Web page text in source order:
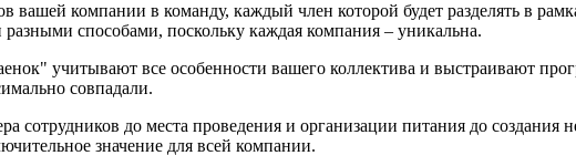
вашей компании в команду, каждый член которой будет разделять в
способами, поскольку каждая компания – уникальна.
учитывают все особенности вашего коллектива и выстраивают
совпадали.
сотрудников до места проведения и организации питания до создания
значение для всей компании.